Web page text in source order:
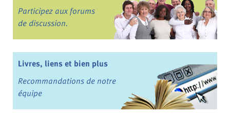
Participez aux forums
de discussion.
Livres, liens et bien plus
Recommandations de notre
équipe